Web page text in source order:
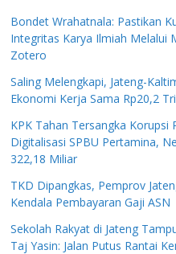
Bondet Wrahatnala: Pastikan
Integritas Karya Ilmiah Melalui
Zotero
Saling Melengkapi, Jateng-
Ekonomi Kerja Sama Rp20,2
KPK Tahan Tersangka Korupsi
Digitalisasi SPBU Pertamina,
322,18 Miliar
TKD Dipangkas, Pemprov
Kendala Pembayaran Gaji ASN
Sekolah Rakyat di Jateng
Taj Yasin: Jalan Putus Rantai